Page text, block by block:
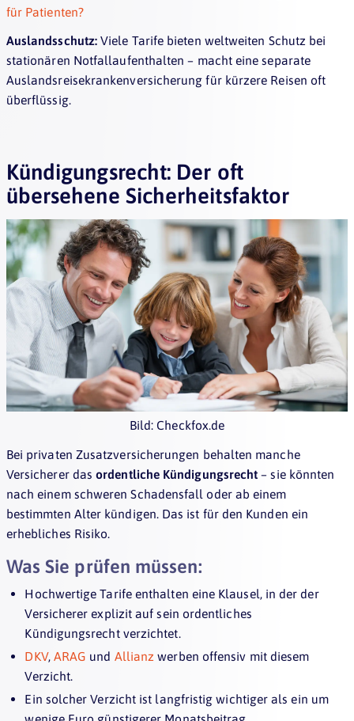
für Patienten?
Auslandsschutz: Viele Tarife bieten weltweiten Schutz bei
stationären Notfallaufenthalten – macht eine separate
Auslandsreisekrankenversicherung für kürzere Reisen oft
überflüssig.
Kündigungsrecht: Der oft
übersehene Sicherheitsfaktor
Bild: Checkfox.de
Bei privaten Zusatzversicherungen behalten manche
Versicherer dasordentliche Kündigungsrecht – sie könnten
nach einem schweren Schadensfall oder ab einem
bestimmten Alter kündigen. Das ist für den Kunden ein
erhebliches Risiko.
Was Sie prüfen müssen:
Hochwertige Tarife enthalten eine Klausel, in der der
Versicherer explizit auf sein ordentliches
Kündigungsrecht verzichtet.
DKV, ARAG und Allianzwerben offensiv mit diesem
Verzicht.
Ein solcher Verzicht ist langfristig wichtiger als ein um